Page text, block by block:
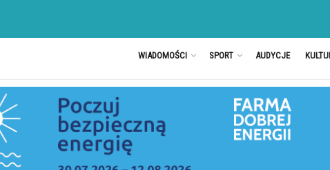
WIADOMOŚCI SPORT AUDYCJE